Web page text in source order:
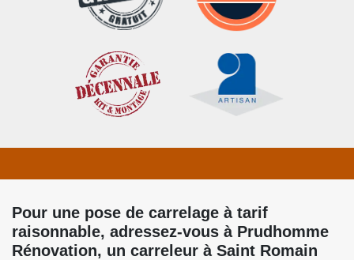
Pour une pose de carrelage à tarif
raisonnable, adressez-vous à Prudhomme
Rénovation, un carreleur à Saint Romain